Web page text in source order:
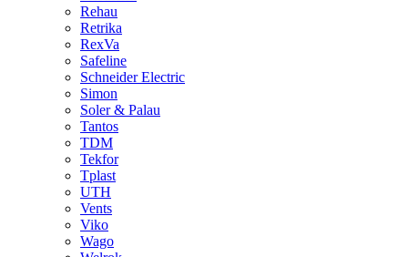
Rehau
Retrika
RexVa
Safeline
Schneider Electric
Simon
Soler & Palau
Tantos
TDM
Tekfor
Tplast
UTH
Vents
Viko
Wago